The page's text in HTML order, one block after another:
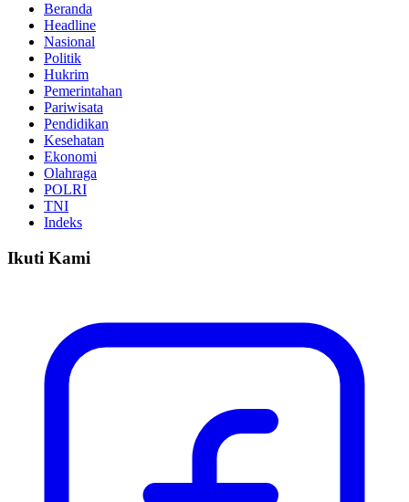
Beranda
Headline
Nasional
Politik
Hukrim
Pemerintahan
Pariwisata
Pendidikan
Kesehatan
Ekonomi
Olahraga
POLRI
TNI
Indeks
Ikuti Kami